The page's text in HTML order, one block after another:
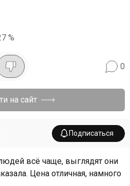
%
0
на сайт
Подписаться
всё чаще, выглядят они
Цена отличная, намного